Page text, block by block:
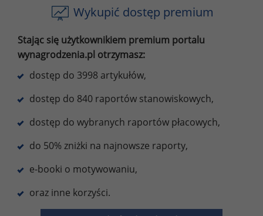
Wykupić dostęp premium
Stając się użytkownikiem premium portalu
wynagrodzenia.pl otrzymasz:
dostęp do 3998 artykułów,
dostęp do 840 raportów stanowiskowych,
dostęp do wybranych raportów płacowych,
do 50% zniżki na najnowsze raporty,
e-booki o motywowaniu,
oraz inne korzyści.